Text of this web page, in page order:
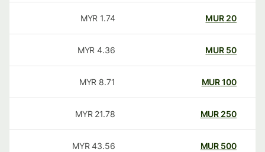
20
MUR
1.74
MYR
50
MUR
4.36
MYR
100
MUR
8.71
MYR
250
MUR
21.78
MYR
500
MUR
43.56
MYR